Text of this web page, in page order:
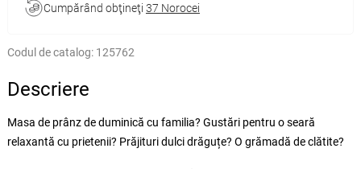
Cumpărând obţineţi 37 Norocei
Codul de catalog: 125762
Descriere
Masa de prânz de duminică cu familia? Gustări pentru o seară
relaxantă cu prietenii? Prăjituri dulci drăguțe? O grămadă de clătite?